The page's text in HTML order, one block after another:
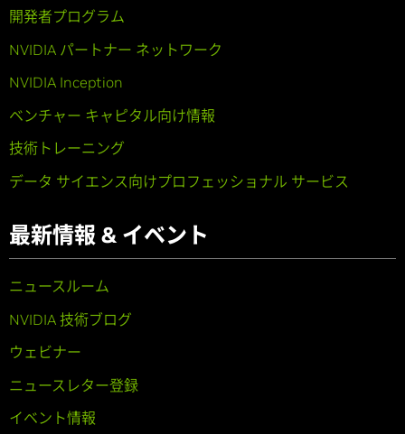
開発者プログラム
NVIDIA パートナー ネットワーク
NVIDIA Inception
ベンチャー キャピタル向け情報
技術トレーニング
データ サイエンス向けプロフェッショナル サービス
最新情報 & イベント
ニュースルーム
NVIDIA 技術ブログ
ウェビナー
ニュースレター登録
イベント情報